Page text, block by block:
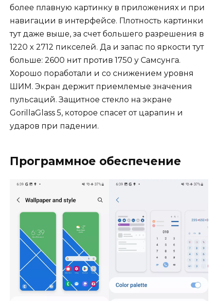
более плавную картинку в приложениях и при
навигации в интерфейсе. Плотность картинки
тут даже выше, за счет большего разрешения в
1220 x 2712 пикселей. Да и запас по яркости тут
больше: 2600 нит против 1750 у Самсунга.
Хорошо поработали и со снижением уровня
ШИМ. Экран держит приемлемые значения
пульсаций. Защитное стекло на экране
GorillaGlass 5, которое спасет от царапин и
ударов при падении.
Программное обеспечение